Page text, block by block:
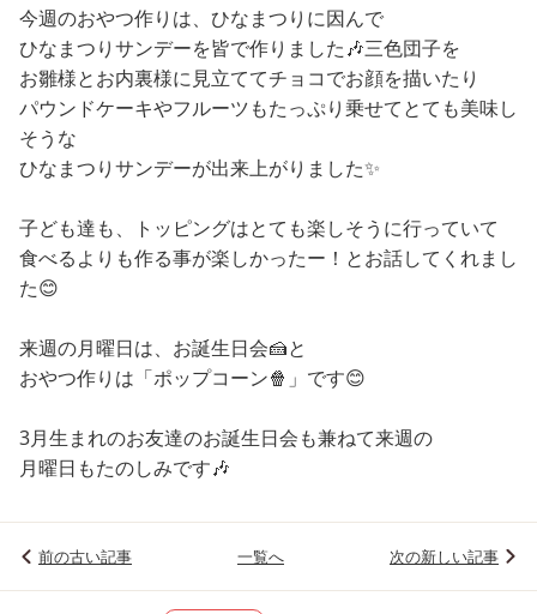
今週のおやつ作りは、ひなまつりに因んで
ひなまつりサンデーを皆で作りました🎶三色団子を
お雛様とお内裏様に見立ててチョコでお顔を描いたり
パウンドケーキやフルーツもたっぷり乗せてとても美味し
そうな
ひなまつりサンデーが出来上がりました✨
子ども達も、トッピングはとても楽しそうに行っていて
食べるよりも作る事が楽しかったー！とお話してくれまし
た😊
来週の月曜日は、お誕生日会🍰と
おやつ作りは「ポップコーン🍿」です😊
3月生まれのお友達のお誕生日会も兼ねて来週の
月曜日もたのしみです🎶
前の古い記事 一覧へ 次の新しい記事